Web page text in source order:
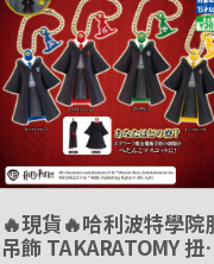
🔥現貨🔥哈利波特學院
吊飾 TAKARATOMY 扭